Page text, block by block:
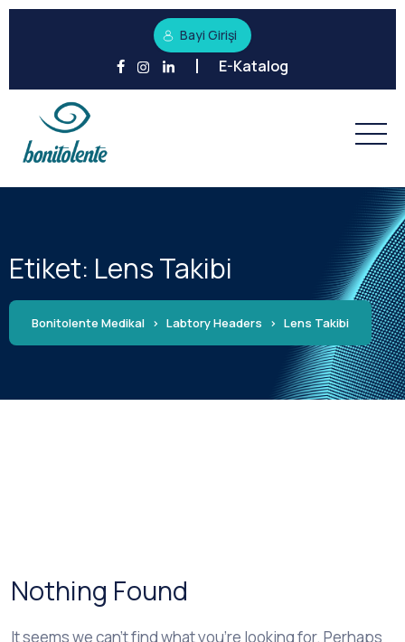
Bayi Girişi
E-Katalog
Etiket: Lens Takibi
Bonitolente Medikal > Labtory Headers > Lens Takibi
Nothing Found
It seems we can’t find what you’re looking for. Perhaps